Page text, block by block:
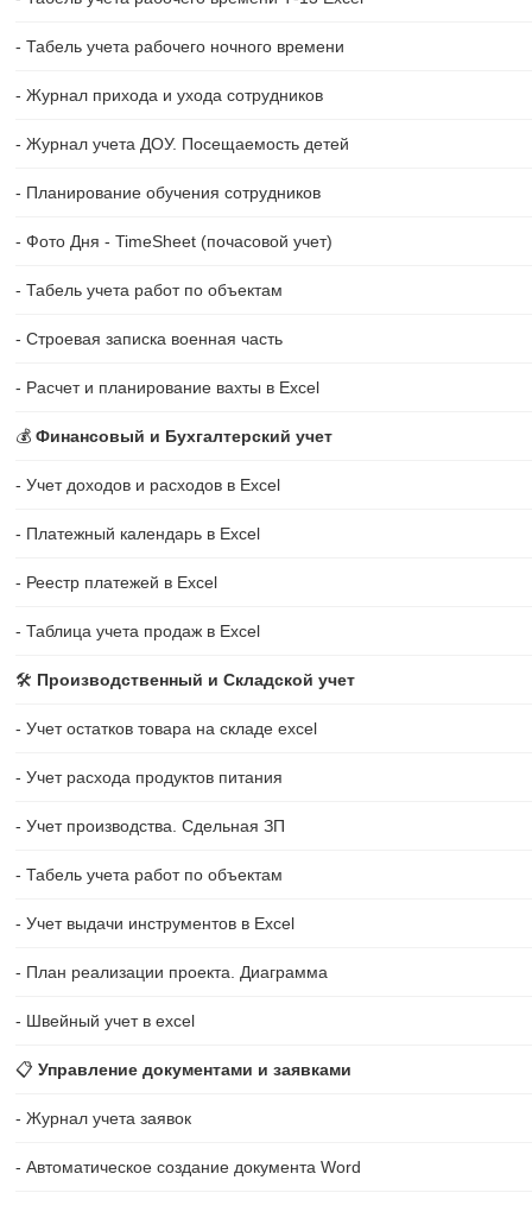
- Табель учета рабочего ночного времени
- Журнал прихода и ухода сотрудников
- Журнал учета ДОУ. Посещаемость детей
- Планирование обучения сотрудников
- Фото Дня - TimeSheet (почасовой учет)
- Табель учета работ по объектам
- Строевая записка военная часть
- Расчет и планирование вахты в Excel
💰Финансовый и Бухгалтерский учет
- Учет доходов и расходов в Excel
- Платежный календарь в Excel
- Реестр платежей в Excel
- Таблица учета продаж в Excel
🛠️ Производственный и Складской учет
- Учет остатков товара на складе excel
- Учет расхода продуктов питания
- Учет производства. Сдельная ЗП
- Табель учета работ по объектам
- Учет выдачи инструментов в Excel
- План реализации проекта. Диаграмма
- Швейный учет в excel
📋Управление документами и заявками
- Журнал учета заявок
- Автоматическое создание документа Word